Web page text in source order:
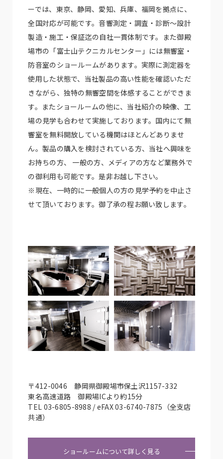
ーでは、東京、静岡、愛知、兵庫、福岡を拠点に、
全国対応が可能です。音響測定・調査・診断～設計
製造・施工・保証迄の自社一貫体制です。また御殿
場市の「富士山テクニカルセンター」には無響室・
防音室のショールームがあります。実際に測定器を
使用した状態で、当社製品の高い性能を確認いただ
きながら、独特の無響空間を体感することができま
す。またショールームの他に、当社紹介の映像、工
場の見学も合わせて実施しております。国内にて無
響室を無料開放している機関はほとんどありませ
ん。製品の購入を検討されている方、当社へ興味を
お持ちの方、 一般の方、メディアの方など業務外で
の御利用も可能です。是非お越し下さい。
※現在、一時的に一般個人の方の見学予約を中止さ
せて頂いております。御了承の程お願い致します。
〒412-0046 静岡県御殿場市保土沢1157-332
東名高速道路 御殿場ICより約15分
TEL 03-6805-8988 / eFAX 03-6740-7875（全支店
共通）
ショールームについて詳しく見る